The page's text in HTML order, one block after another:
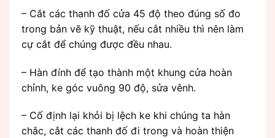
– Cắt các thanh đố cửa 45 độ theo đúng số đo
trong bản vẽ kỹ thuật, nếu cắt nhiều thì nên làm
cự cắt để chúng được đều nhau.
– Hàn đính để tạo thành một khung cửa hoàn
chỉnh, ke góc vuông 90 độ, sửa vênh.
– Cố định lại khỏi bị lệch ke khi chúng ta hàn
chắc, cắt các thanh đố đi trong và hoàn thiện